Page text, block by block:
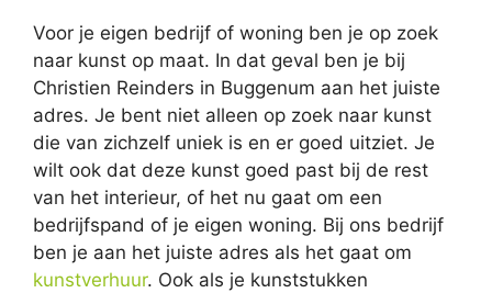
Voor je eigen bedrijf of woning ben je op zoek
naar kunst op maat. In dat geval ben je bij
Christien Reinders in Buggenum aan het juiste
adres. Je bent niet alleen op zoek naar kunst
die van zichzelf uniek is en er goed uitziet. Je
wilt ook dat deze kunst goed past bij de rest
van het interieur, of het nu gaat om een
bedrijfspand of je eigen woning. Bij ons bedrijf
ben je aan het juiste adres als het gaat om
kunstverhuur. Ook als je kunststukken